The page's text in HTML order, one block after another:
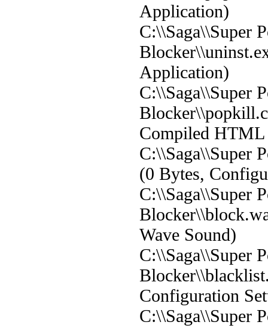
Application)
C:\\Saga\\Super
Application)
C:\\Saga\\Super
Compiled
C:\\Saga\\Super
(0 Bytes,
C:\\Saga\\Super
Wave Sound)
C:\\Saga\\Super
Configuration
C:\\Saga\\Super